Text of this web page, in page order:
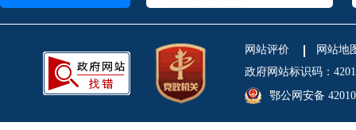
网站评价
网站地
政府网站标识码：
鄂公网安备